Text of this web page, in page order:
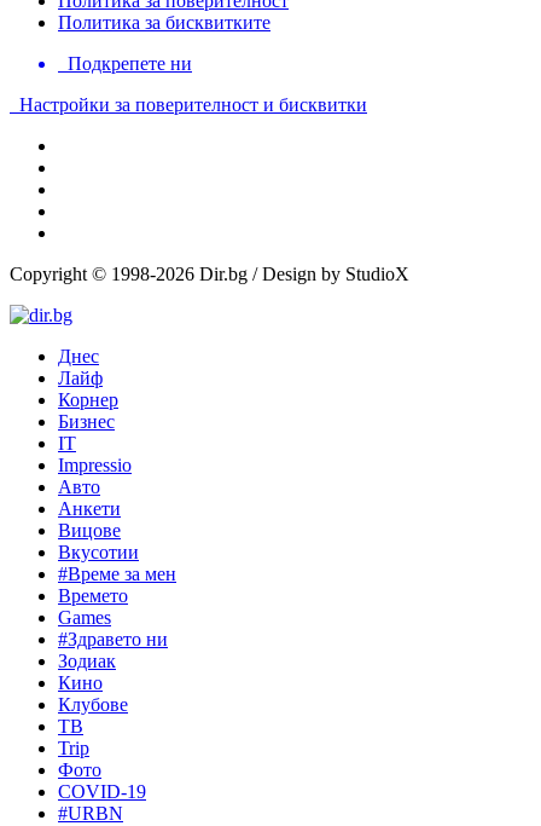
Политика за бисквитките
Подкрепете ни
Настройки за поверителност и бисквитки
Copyright © 1998-2026 Dir.bg / Design by StudioX
Днес
Лайф
Корнер
Бизнес
IT
Impressio
Авто
Анкети
Вицове
Вкусотии
#Време за мен
Времето
Games
#Здравето ни
Зодиак
Кино
Клубове
ТВ
Trip
Фото
COVID-19
#URBN